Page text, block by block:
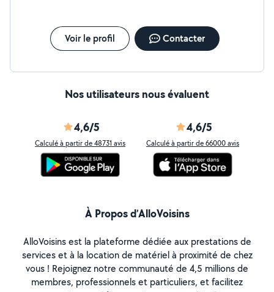
Voir le profil Contacter
Nos utilisateurs nous évaluent
4,6/5
Calculé à partir de 48731 avis
4,6/5
Calculé à partir de 66000 avis
À Propos d’AlloVoisins
AlloVoisins est la plateforme dédiée aux prestations de
services et à la location de matériel à proximité de chez
vous ! Rejoignez notre communauté de 4,5 millions de
membres, professionnels et particuliers, et facilitez